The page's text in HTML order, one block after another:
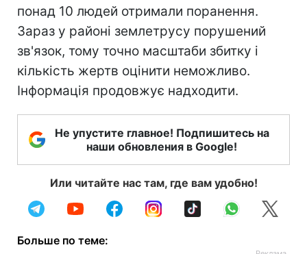
понад 10 людей отримали поранення.
Зараз у районі землетрусу порушений
зв'язок, тому точно масштаби збитку і
кількість жертв оцінити неможливо.
Інформація продовжує надходити.
Не упустите главное! Подпишитесь на
наши обновления в Google!
Или читайте нас там, где вам удобно!
Больше по теме: